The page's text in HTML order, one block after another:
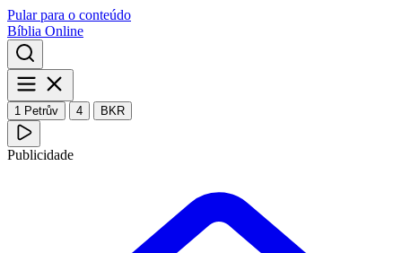
Pular para o conteúdo
Bíblia Online
1 Petrův 4 BKR
Publicidade